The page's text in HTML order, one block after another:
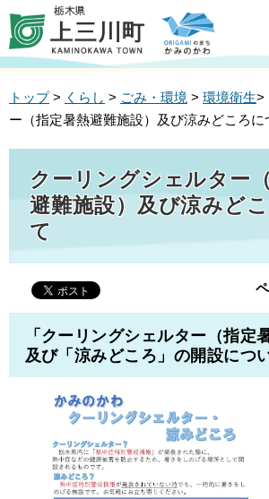
トップ> くらし > ごみ・環境 > 環境衛生>
ー（指定暑熱避難施設）及び涼みどころに
クーリングシェルター
避難施設）及び涼みど
て
「クーリングシェルター（指定
及び「涼みどころ」の開設につ